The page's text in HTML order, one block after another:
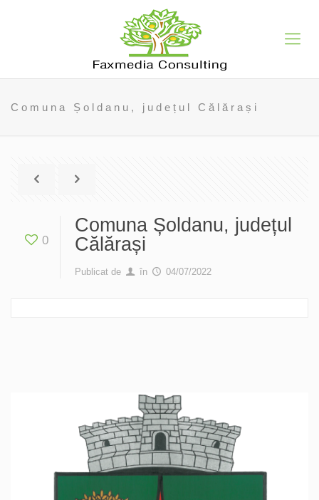
Comuna Șoldanu, județul Călărași
0
Comuna Șoldanu, județul
Călărași
Publicat de în 04/07/2022